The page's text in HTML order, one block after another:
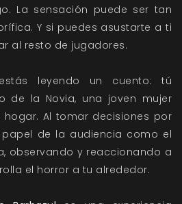
La sensación puede ser tan
Y si puedes asustarte a ti
al resto de jugadores.
leyendo un cuento: tú
de la Novia, una joven mujer
Al tomar decisiones por
de la audiencia como el
observando y reaccionando a
el horror a tu alrededor.